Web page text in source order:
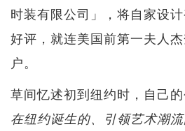
时装有限公司」，将自家设
好评，就连美国前第一夫人
户。
草间忆述初到纽约时，自己
在纽约诞生的、引领艺术潮